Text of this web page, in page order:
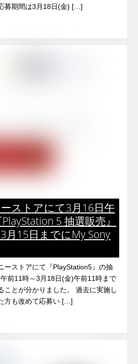
募期間は3月18日(金) […]
ーストアにて3月16日午
5 抽選販売』
月15日までにMy Sony
ーストアにて『PlayStation5』の抽
前11時～3月18日(金)午前11時まで
ことが分かりました。 過去に実施し
方も改めて応募い […]